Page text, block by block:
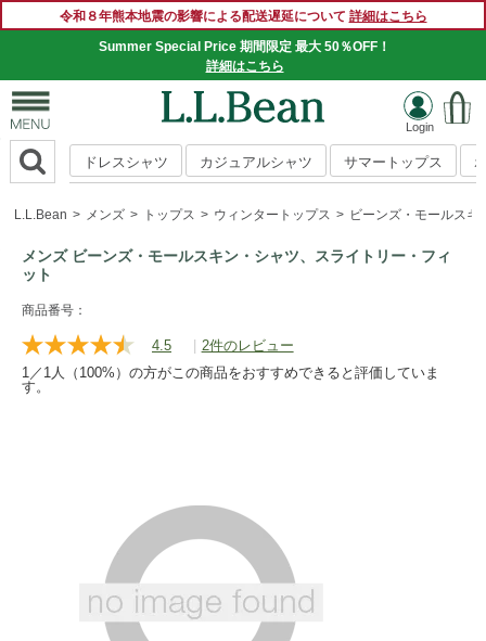
令和８年熊本地震の影響による配送遅延について 詳細はこちら
Summer Special Price 期間限定 最大 50％OFF！
詳細はこちら
ドレスシャツ カジュアルシャツ サマートップス
L.L.Bean メンズ トップス ウィンタートップス ビーンズ・モールス
メンズ ビーンズ・モールスキン・シャツ、スライトリー・フィ
ット
https://www.llbean.co.jp/mens/tops/casual-
shirts/g/P130243.html
商品番号：
4.5
レ
ビ
ペ
ジ
ン
ク。
| 2件のレビュー
1／1人（100%）の方がこの商品をおすすめできると評価していま
す。